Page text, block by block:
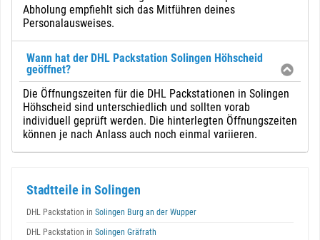
Abholung empfiehlt sich das Mitführen deines
Personalausweises.
Wann hat der DHL Packstation Solingen Höhscheid
geöffnet?
Die Öffnungszeiten für die DHL Packstationen in Solingen
Höhscheid sind unterschiedlich und sollten vorab
individuell geprüft werden. Die hinterlegten Öffnungszeiten
können je nach Anlass auch noch einmal variieren.
Stadtteile in Solingen
DHL Packstation in Solingen Burg an der Wupper
DHL Packstation in Solingen Gräfrath